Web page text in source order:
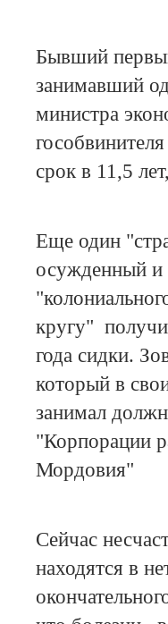
Бывший
занимавший
министра
срок в 11,5
Еще один
осужденный и
кругу"
года сидки.
который в
занимал
"Корпорации
Мордовия"
Сейчас
находятся в